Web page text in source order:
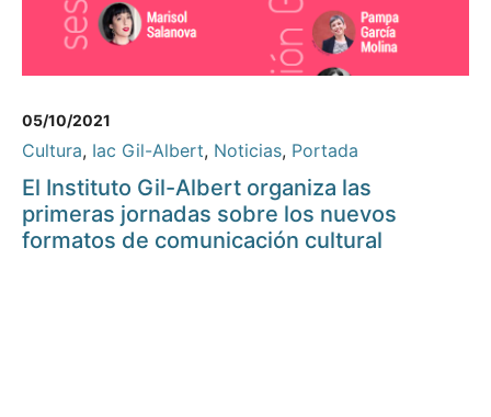
05/10/2021
Cultura, Iac Gil-Albert, Noticias, Portada
El Instituto Gil-Albert organiza las
primeras jornadas sobre los nuevos
formatos de comunicación cultural